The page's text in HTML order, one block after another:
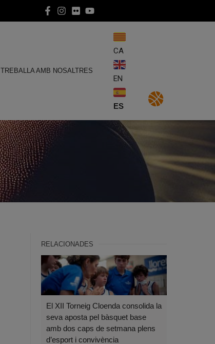
TREBALLA AMB NOSALTRES
CA
EN
ES
RELACIONADES
El XII Torneig Cloenda consolida la
seva aposta pel bàsquet base
amb dos caps de setmana plens
d’esport i convivència